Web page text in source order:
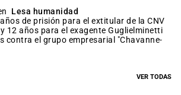
Lesa humanidad
de prisión para el extitular de la CNV
12 años para el exagente Guglielminetti
contra el grupo empresarial "Chavanne-
VER TODAS